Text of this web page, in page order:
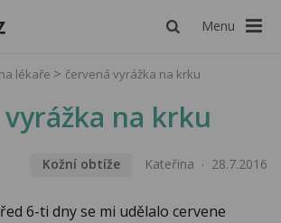
Menu
lékaře červená vyrážka na krku
na krku
Kožní obtíže Kateřina 28.7.2016
6-ti dny se mi udělalo cervene